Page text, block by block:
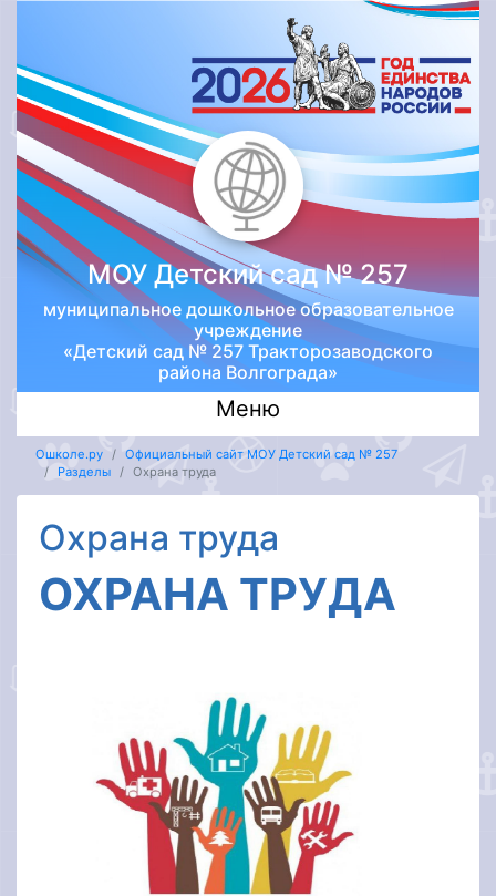
МОУ Детский сад № 257
муниципальное дошкольное образовательное
учреждение
«Детский сад № 257 Тракторозаводского
района Волгограда»
Меню
Ошколе.ру
Официальный сайт МОУ Детский сад № 257
Разделы
Охрана труда
Охрана труда
ОХРАНА ТРУДА